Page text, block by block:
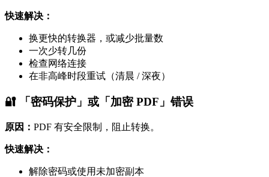
快速解决：
换更快的转换器，或减少批量数
一次少转几份
检查网络连接
在非高峰时段重试（清晨 / 深夜）
🔐 「密码保护」或「加密 PDF」错误
原因： PDF 有安全限制，阻止转换。
快速解决：
解除密码或使用未加密副本